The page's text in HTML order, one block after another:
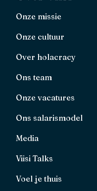
Onze missie
Onze cultuur
Over holacracy
Ons team
Onze vacatures
Ons salarismodel
Media
Viisi Talks
Voel je thuis